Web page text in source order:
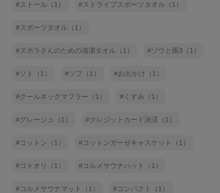
ストール（1） ストライプスポーツタオル（1）
スポーツタオル（1）
ズボラさんのための清潔タオル（1） ゾウと雨3（1）
ソト（1） ソフ（1） お出かけ（1）
クールネックマフラー（1） くすみ（1）
グレージュ（1） クレジットカード決済（1）
コットン（1） コットンガーゼキャスケット（1）
コトオリ（1） コルメサウナハット（1）
コルメサウナマット（1） コンパクト（1）